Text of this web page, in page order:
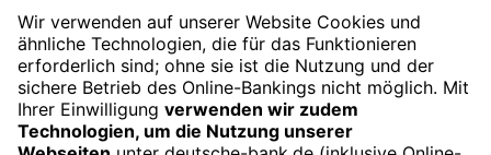
über die Deutsche Bank gezeichnet werden können.